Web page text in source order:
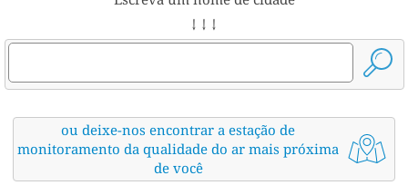
↓ ↓ ↓
ou deixe-nos encontrar a estação de
monitoramento da qualidade do ar mais próxima
de você